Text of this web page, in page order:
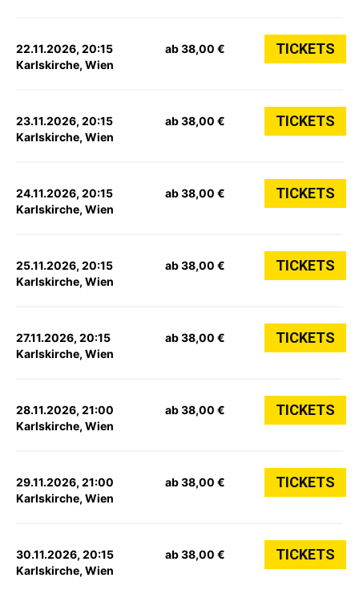
22.11.2026, 20:15
Karlskirche, Wien
ab 38,00 € TICKETS
23.11.2026, 20:15
Karlskirche, Wien
ab 38,00 € TICKETS
24.11.2026, 20:15
Karlskirche, Wien
ab 38,00 € TICKETS
25.11.2026, 20:15
Karlskirche, Wien
ab 38,00 € TICKETS
27.11.2026, 20:15
Karlskirche, Wien
ab 38,00 € TICKETS
28.11.2026, 21:00
Karlskirche, Wien
ab 38,00 € TICKETS
29.11.2026, 21:00
Karlskirche, Wien
ab 38,00 € TICKETS
30.11.2026, 20:15
Karlskirche, Wien
ab 38,00 € TICKETS